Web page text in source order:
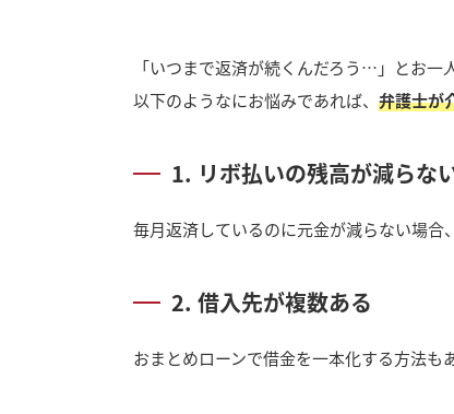
「いつまで返済が続くんだろう…」とお一
以下のようなにお悩みであれば、 弁護士が
1. リボ払いの残高が減らな
毎月返済しているのに元金が減らない場合
2. 借入先が複数ある
おまとめローンで借金を一本化する方法も